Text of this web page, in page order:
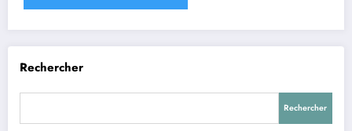
Rechercher
Rechercher